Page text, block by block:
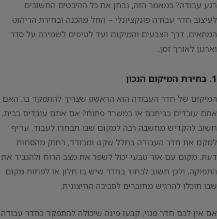
רגע עבודה? במאמר הזה, נבחן את כל ההיבטים החשובים
לעיצוב חדר עבודה פונקציונלי – החל מהכנה ובחירת הריהוט
המתאים, דרך הצבעים והמיקום ועד לטיפים לשמירה על סדר
וארגון לאורך זמן.
1. בחירת המיקום הנכון
המיקום של חדר העבודה הוא הראשון שצריך להתמקד בו. האם
אתם עובדים בביתכם או במשרד פתוח? אם אתם עובדים בבית,
חשוב להקדיש מחשבה רבה למקום שבו תבחרו לעבוד. עדיף
למקם את חדר העבודה בחלל שקט ומבודד, רחוק מהסחות
דעת. מקום עם אור טבעי יכול לשפר את מצב הרוח ולהגביר את
התפוקה, ולכן חשוב לבחור בחדר שיש בו חלון או לפחות מקום
שבו תוכלו להרגיש מחוברים לסביבה החיצונית.
אם אין לכם חדר פנוי, קבעו פינה שיכולה להתפקד כחדר עבודה